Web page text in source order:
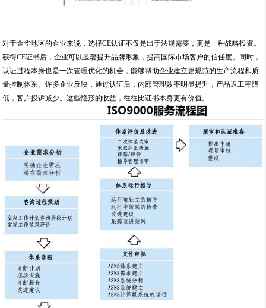
对于金华地区的企业来说，选择CE认证不仅是出于法规需要，更是一种战略投资。
获得CE证书后，企业可以显著提升品牌形象，提高国际市场客户的信任度。同时，
认证过程本身也是一次管理优化的机会，能够帮助企业建立更规范的生产流程和质
量控制体系。许多企业反映，通过认证后，内部管理效率明显提升，产品返工率降
低，客户投诉减少。这些隐形的收益，往往比证书本身更有价值。